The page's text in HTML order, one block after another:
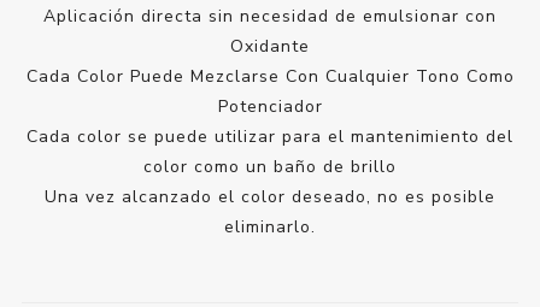
Aplicación directa sin necesidad de emulsionar con
Oxidante
Cada Color Puede Mezclarse Con Cualquier Tono Como
Potenciador
Cada color se puede utilizar para el mantenimiento del
color como un baño de brillo
Una vez alcanzado el color deseado, no es posible
eliminarlo.